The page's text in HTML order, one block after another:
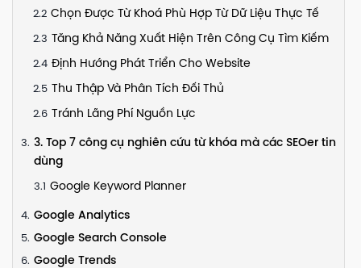
Chọn Được Từ Khoá Phù Hợp Từ Dữ Liệu Thực Tế
Tăng Khả Năng Xuất Hiện Trên Công Cụ Tìm Kiếm
Định Hướng Phát Triển Cho Website
Thu Thập Và Phân Tích Đối Thủ
Tránh Lãng Phí Nguồn Lực
3. Top 7 công cụ nghiên cứu từ khóa mà các SEOer tin
dùng
Google Keyword Planner
Google Analytics
Google Search Console
Google Trends